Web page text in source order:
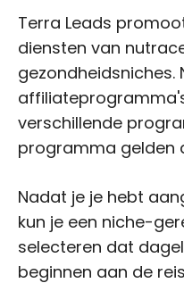
Terra Leads
diensten van
gezondheidsniches.
verschillende
programma gelden
Nadat je je hebt
kun je een niche-
selecteren dat
beginnen aan de